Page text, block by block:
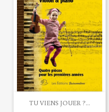
TU VIENS JOUER ?...